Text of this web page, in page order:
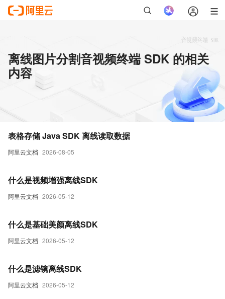
离线图片分割音视频终端 SDK 的相关
内容
阿里云文档 2026-08-05
表格存储 Java SDK 离线读取数据
阿里云文档 2026-05-12
什么是视频增强离线SDK
阿里云文档 2026-05-12
什么是基础美颜离线SDK
阿里云文档 2026-05-12
什么是滤镜离线SDK